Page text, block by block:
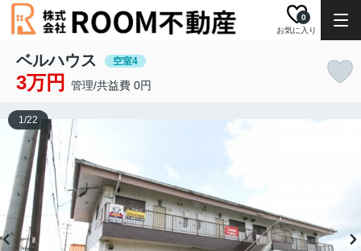
お気に入り
0
ベルハウス 空室4
3万円 管理/共益費 0円
1/22